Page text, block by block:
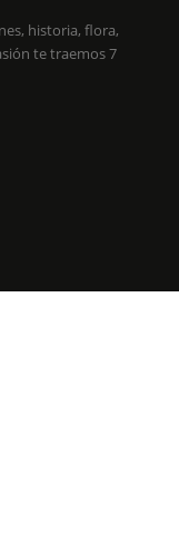
historia, flora,
te traemos 7